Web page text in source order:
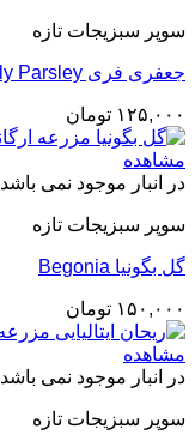
سوپر سبزیجات تازه
جعفری فری Curly Parsley
۱۲۵,۰۰۰ تومان
مشاهده
در انبار موجود نمی باشد
سوپر سبزیجات تازه
گل بگونیا Begonia
۱۵۰,۰۰۰ تومان
مشاهده
در انبار موجود نمی باشد
سوپر سبزیجات تازه